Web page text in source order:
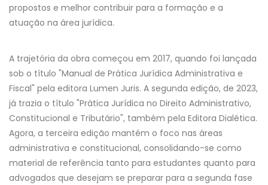
propostos e melhor contribuir para a formação e a
atuação na área jurídica.
A trajetória da obra começou em 2017, quando foi lançada
sob o título "Manual de Prática Jurídica Administrativa e
Fiscal" pela editora Lumen Juris. A segunda edição, de 2023,
já trazia o título "Prática Jurídica no Direito Administrativo,
Constitucional e Tributário", também pela Editora Dialética.
Agora, a terceira edição mantém o foco nas áreas
administrativa e constitucional, consolidando-se como
material de referência tanto para estudantes quanto para
advogados que desejam se preparar para a segunda fase